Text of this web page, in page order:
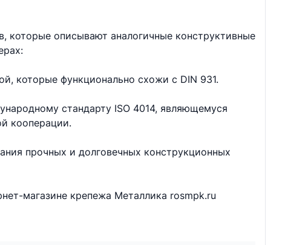
которые описывают аналогичные конструктивные
которые функционально схожи с DIN 931.
стандарту ISO 4014, являющемуся
кооперации.
прочных и долговечных конструкционных
магазине крепежа Металлика rosmpk.ru